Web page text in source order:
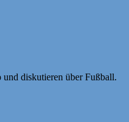
diskutieren über Fußball.